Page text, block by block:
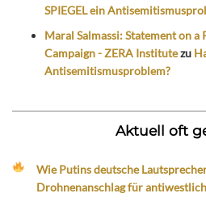
SPIEGEL ein
Maral Salmassi: Statement on
Campaign - ZERA Institutezu
Antisemitismusproblem?
Aktuell oft
Wie Putins deutsche
Drohnenanschlag für